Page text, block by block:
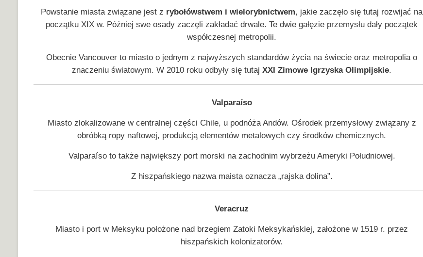
Powstanie miasta związane jest z rybołówstwem i wielorybnictwem, jakie zaczęło się tutaj rozwijać na
początku XIX w. Później swe osady zaczęli zakładać drwale. Te dwie gałęzie przemysłu dały początek
współczesnej metropolii.
Obecnie Vancouver to miasto o jednym z najwyższych standardów życia na świecie oraz metropolia o
znaczeniu światowym. W 2010 roku odbyły się tutaj XXI Zimowe Igrzyska Olimpijskie.
Valparaíso
Miasto zlokalizowane w centralnej części Chile, u podnóża Andów. Ośrodek przemysłowy związany z
obróbką ropy naftowej, produkcją elementów metalowych czy środków chemicznych.
Valparaíso to także największy port morski na zachodnim wybrzeżu Ameryki Południowej.
Z hiszpańskiego nazwa maista oznacza „rajska dolina”.
Veracruz
Miasto i port w Meksyku położone nad brzegiem Zatoki Meksykańskiej, założone w 1519 r. przez
hiszpańskich kolonizatorów.